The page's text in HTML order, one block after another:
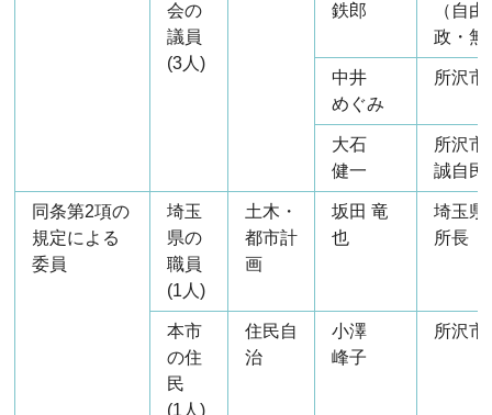
会の
議員
(3人)
鉄郎
（自
政・無
中井
めぐみ
所沢
大石
健一
所沢
誠自民
同条第2項の
規定による
委員
埼玉
県の
職員
(1人)
土木・
都市計
画
坂田 竜
也
埼玉県
所長
本市
の住
民
(1人)
住民自
治
小澤
峰子
所沢市